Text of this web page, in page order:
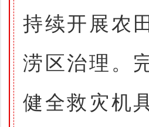
持续开展农
涝区治理。
健全救灾机